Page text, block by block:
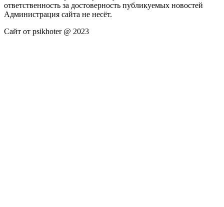
ответственность за достоверность публикуемых новостей
Администрация сайта не несёт.
Сайт от psikhoter @ 2023